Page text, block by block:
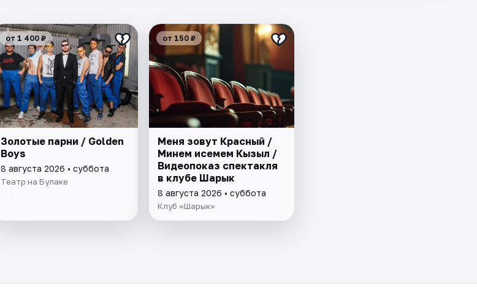
от 1 400 ₽
Золотые парни / Golden
Boys
8 августа 2026 • суббота
Театр на Булаке
от 150 ₽
Меня зовут Красный /
Минем исемем Кызыл /
Видеопоказ спектакля
в клубе Шарык
8 августа 2026 • суббота
Клуб «Шарык»